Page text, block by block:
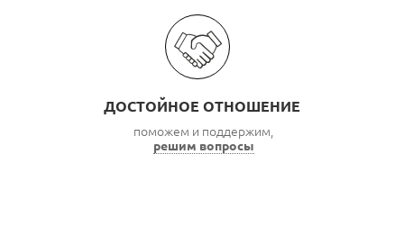
ДОСТОЙНОЕ ОТНОШЕНИЕ
поможем и поддержим,
решим вопросы